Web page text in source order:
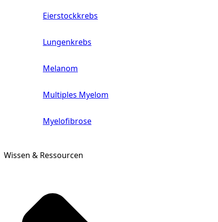
Eierstockkrebs
Lungenkrebs
Melanom
Multiples Myelom
Myelofibrose
Wissen & Ressourcen